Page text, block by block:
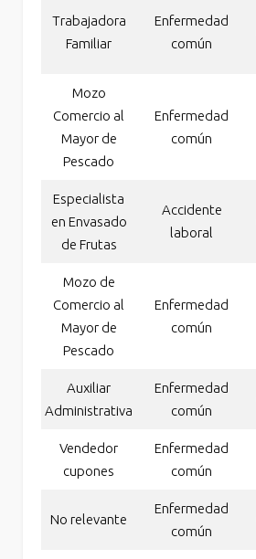
Trabajadora
Familiar
Enfermedad
común
Mozo
Comercio al
Mayor de
Pescado
Enfermedad
común
Especialista
en Envasado
de Frutas
Accidente
laboral
Mozo de
Comercio al
Mayor de
Pescado
Enfermedad
común
Auxiliar
Administrativa
Enfermedad
común
Vendedor
cupones
Enfermedad
común
No relevante
Enfermedad
común